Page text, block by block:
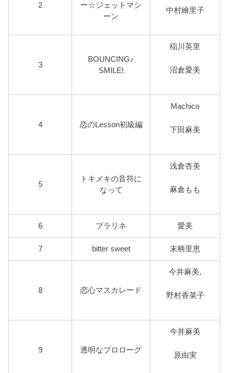
2
ー☆ジェットマシ
ーン
中村繪里子
3
BOUNCING♪
SMILE!
稲川英里
沼倉愛美
4 恋のLesson初級編
Machico
下田麻美
5
トキメキの音符に
なって
浅倉杏美
麻倉もも
6 プラリネ 愛美
7 bitter sweet 末柄里恵
8 恋心マスカレード
今井麻美,
野村香菜子
9 透明なプロローグ
今井麻美
原由実